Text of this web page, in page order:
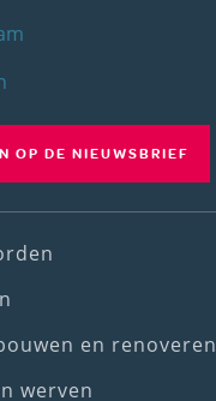
OP DE NIEUWSBRIEF
en renoveren
werven